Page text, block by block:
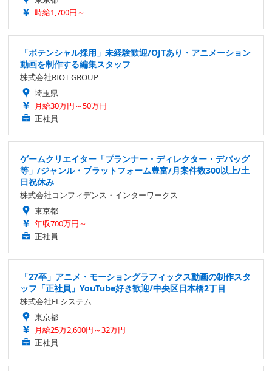
時給1,700円～
「ポテンシャル採用」未経験歓迎/OJTあり・アニメーション
動画を制作する編集スタッフ
株式会社RIOT GROUP
埼玉県
月給30万円～50万円
正社員
ゲームクリエイター「プランナー・ディレクター・デバッグ
等」/ジャンル・プラットフォーム豊富/月案件数300以上/土
日祝休み
株式会社コンフィデンス・インターワークス
東京都
年収700万円～
正社員
「27卒」アニメ・モーショングラフィックス動画の制作スタ
ッフ「正社員」YouTube好き歓迎/中央区日本橋2丁目
株式会社ELシステム
東京都
月給25万2,600円～32万円
正社員